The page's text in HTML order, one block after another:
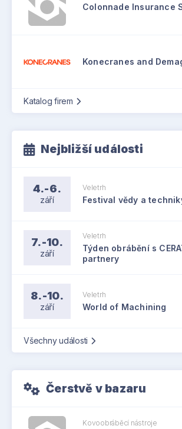
Colonnade Insurance
Konecranes and
Katalog firem
Nejbližší události
4.-6.
září
Veletrh
Festival vědy a
7.-10.
září
Veletrh
Týden obrábění s
partnery
8.-10.
září
Veletrh
World of Machining
Všechny události
Čerstvě v bazaru
Kovoobráběcí nástroje